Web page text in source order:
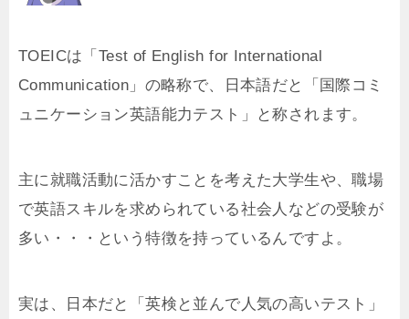
TOEICは「Test of English for International
Communication」の略称で、日本語だと「国際コミ
ュニケーション英語能力テスト」と称されます。
主に就職活動に活かすことを考えた大学生や、職場
で英語スキルを求められている社会人などの受験が
多い・・・という特徴を持っているんですよ。
実は、日本だと「英検と並んで人気の高いテスト」